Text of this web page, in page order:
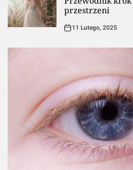
przestrzeni
11 Lutego, 2025